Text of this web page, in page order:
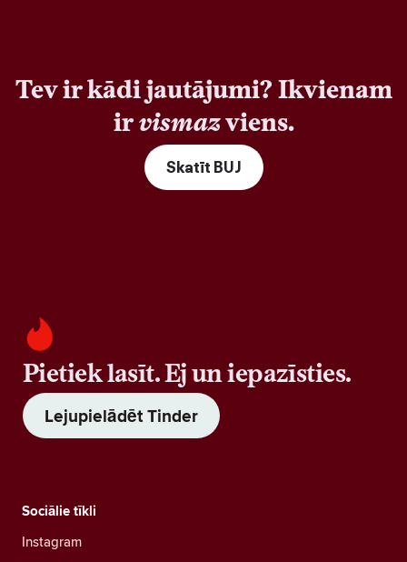
Tev ir kādi jautājumi? Ikvienam
irvismazviens.
Skatīt BUJ
Pietiek lasīt. Ej un iepazīsties.
Lejupielādēt Tinder
Sociālie tīkli
Instagram